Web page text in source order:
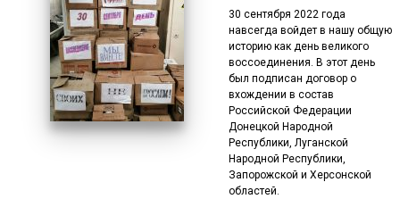
30 сентября 2022 года
навсегда войдет в нашу общую
историю как день великого
воссоединения. В этот день
был подписан договор о
вхождении в состав
Российской Федерации
Донецкой Народной
Республики, Луганской
Народной Республики,
Запорожской и Херсонской
областей.